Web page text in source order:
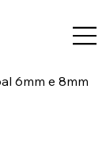
6mm e 8mm